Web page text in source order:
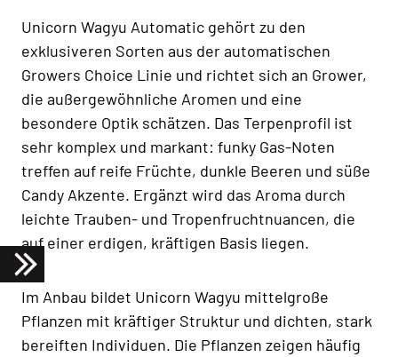
Unicorn Wagyu Automatic gehört zu den
exklusiveren Sorten aus der automatischen
Growers Choice Linie und richtet sich an Grower,
die außergewöhnliche Aromen und eine
besondere Optik schätzen. Das Terpenprofil ist
sehr komplex und markant: funky Gas-Noten
treffen auf reife Früchte, dunkle Beeren und süße
Candy Akzente. Ergänzt wird das Aroma durch
leichte Trauben- und Tropenfruchtnuancen, die
auf einer erdigen, kräftigen Basis liegen.
Im Anbau bildet Unicorn Wagyu mittelgroße
Pflanzen mit kräftiger Struktur und dichten, stark
bereiften Individuen. Die Pflanzen zeigen häufig